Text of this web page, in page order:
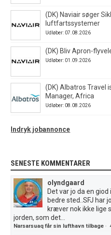
(DK) Naviair søger
luftfartssystemer
Udløber: 07.08.2026
(DK) Bliv Apron-
Udløber: 01.09.2026
(DK) Albatros Travel
Manager, Africa
Udløber: 08.08.2026
Indryk jobannonce
SENESTE KOMMENTARER
olyndgaard
Det var jo da en
bedre sted..SFJ har
kræver nok ikke lige
jorden, som det...
Narsarsuaq får sin lufthavn tilbage ·